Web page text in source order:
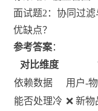
面试题2：协同过
优缺点？
参考答案：
对比维度
依赖数据
用户-
能否处理冷 ❌ 新